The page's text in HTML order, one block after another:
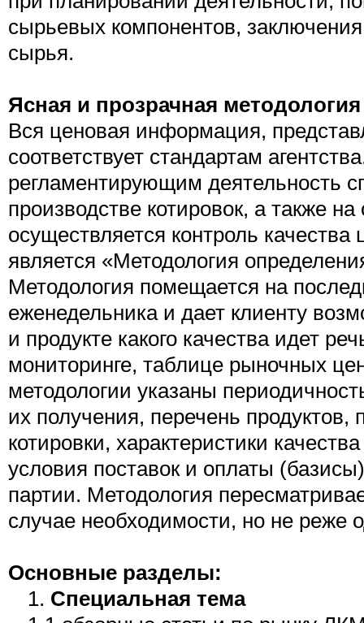
сырьевых компонентов, заключения
сырья.
Ясная и прозрачная методология
Вся ценовая информация,
соответствует стандартам
регламентирующим деятельность
производстве котировок, а также на
осуществляется контроль
является «Методология
Методология помещается на
еженедельника и дает клиенту
и продукте какого качества идет
мониторинге, таблице рыночных
методологии указаны
их получения, перечень
котировки, характеристики
условия поставок и оплаты
партии. Методология
случае необходимости, но не реже
Основные разделы:
1. Специальная тема